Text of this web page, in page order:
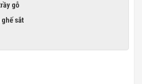
gỗ
sắt